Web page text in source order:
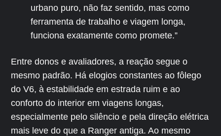
urbano puro, não faz sentido, mas como
ferramenta de trabalho e viagem longa,
funciona exatamente como promete.”
Entre donos e avaliadores, a reação segue o
mesmo padrão. Há elogios constantes ao fôlego
do V6, à estabilidade em estrada ruim e ao
conforto do interior em viagens longas,
especialmente pelo silêncio e pela direção elétrica
mais leve do que a Ranger antiga. Ao mesmo